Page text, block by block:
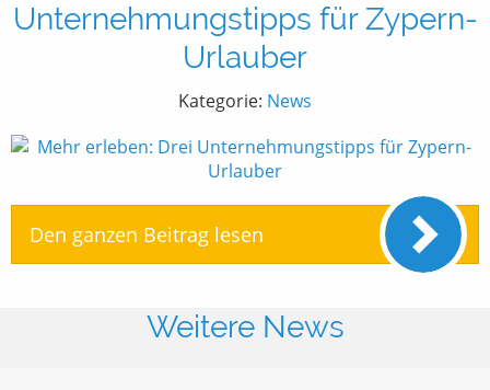
Unternehmungstipps für Zypern-
Urlauber
Kategorie: News
Den ganzen Beitrag lesen
Weitere News